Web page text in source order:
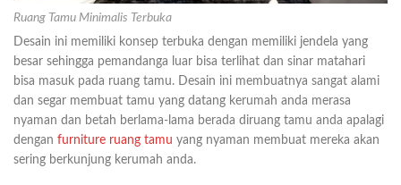
Ruang Tamu Minimalis Terbuka
Desain ini memiliki konsep terbuka dengan memiliki jendela yang
besar sehingga pemandanga luar bisa terlihat dan sinar matahari
bisa masuk pada ruang tamu. Desain ini membuatnya sangat alami
dan segar membuat tamu yang datang kerumah anda merasa
nyaman dan betah berlama-lama berada diruang tamu anda apalagi
dengan furniture ruang tamu yang nyaman membuat mereka akan
sering berkunjung kerumah anda.